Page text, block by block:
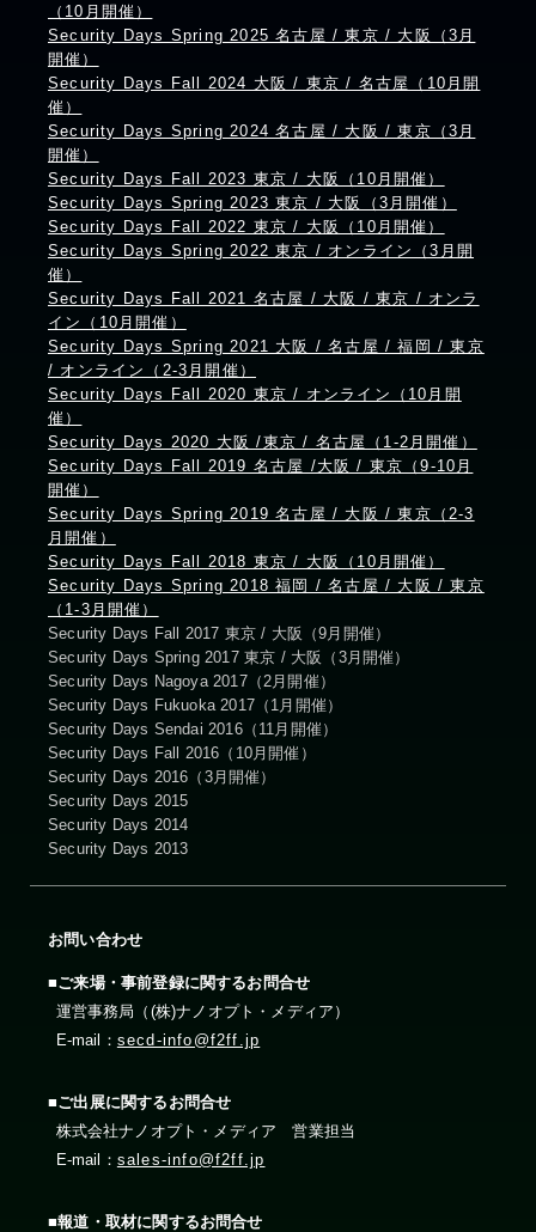
（10月開催）
Security Days Spring 2025 名古屋 / 東京 / 大阪（3月
開催）
Security Days Fall 2024 大阪 / 東京 / 名古屋（10月開
催）
Security Days Spring 2024 名古屋 / 大阪 / 東京（3月
開催）
Security Days Fall 2023 東京 / 大阪（10月開催）
Security Days Spring 2023 東京 / 大阪（3月開催）
Security Days Fall 2022 東京 / 大阪（10月開催）
Security Days Spring 2022 東京 / オンライン（3月開
催）
Security Days Fall 2021 名古屋 / 大阪 / 東京 / オンラ
イン（10月開催）
Security Days Spring 2021 大阪 / 名古屋 / 福岡 / 東京
/ オンライン（2-3月開催）
Security Days Fall 2020 東京 / オンライン（10月開
催）
Security Days 2020 大阪 /東京 / 名古屋（1-2月開催）
Security Days Fall 2019 名古屋 /大阪 / 東京（9-10月
開催）
Security Days Spring 2019 名古屋 / 大阪 / 東京（2-3
月開催）
Security Days Fall 2018 東京 / 大阪（10月開催）
Security Days Spring 2018 福岡 / 名古屋 / 大阪 / 東京
（1-3月開催）
Security Days Fall 2017 東京 / 大阪（9月開催）
Security Days Spring 2017 東京 / 大阪（3月開催）
Security Days Nagoya 2017（2月開催）
Security Days Fukuoka 2017（1月開催）
Security Days Sendai 2016（11月開催）
Security Days Fall 2016（10月開催）
Security Days 2016（3月開催）
Security Days 2015
Security Days 2014
Security Days 2013
お問い合わせ
■ご来場・事前登録に関するお問合せ
運営事務局（(株)ナノオプト・メディア）
E-mail： secd-info@f2ff.jp
■ご出展に関するお問合せ
株式会社ナノオプト・メディア 営業担当
E-mail： sales-info@f2ff.jp
■報道・取材に関するお問合せ